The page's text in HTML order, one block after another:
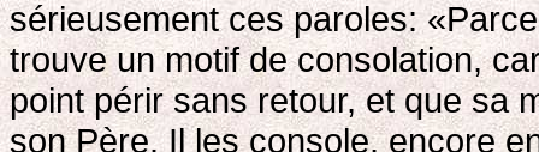
sérieusement ces paroles:
trouve un motif de consolation,
point périr sans retour, et que sa
son Père. Il les console, encore